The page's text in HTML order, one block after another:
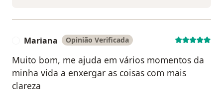
Mariana Opinião Verificada
Muito bom, me ajuda em vários momentos da
minha vida a enxergar as coisas com mais
clareza